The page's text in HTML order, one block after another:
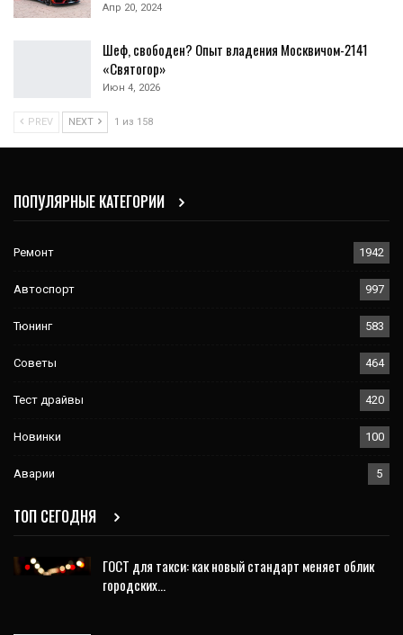
Апр 20, 2024
Шеф, свободен? Опыт владения Москвичом-2141
«Святогор»
Июн 4, 2026
PREV NEXT 1 из 158
ПОПУЛЯРНЫЕ КАТЕГОРИИ
Ремонт 1942
Автоспорт 997
Тюнинг 583
Советы 464
Тест драйвы 420
Новинки 100
Аварии 5
ТОП СЕГОДНЯ
ГОСТ для такси: как новый стандарт меняет облик
городских…